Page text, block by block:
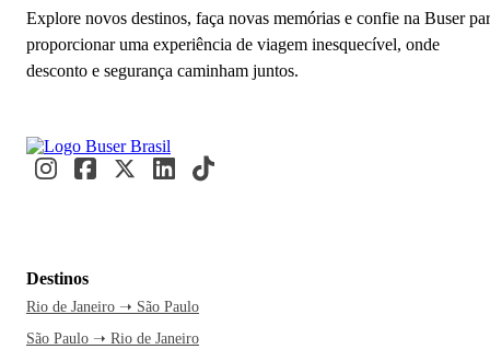
Explore novos destinos, faça novas memórias e confie na Buser
proporcionar uma experiência de viagem inesquecível, onde
desconto e segurança caminham juntos.
Destinos
Rio de Janeiro ➝ São Paulo
São Paulo ➝ Rio de Janeiro